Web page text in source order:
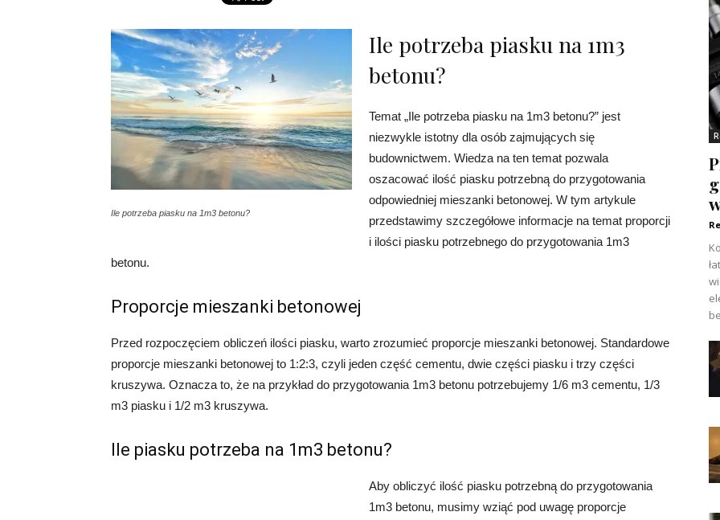
Ile potrzeba piasku na 1m3 betonu?
Ile potrzeba piasku na 1m3
betonu?
Temat „Ile potrzeba piasku na 1m3 betonu?” jest
niezwykle istotny dla osób zajmujących się
budownictwem. Wiedza na ten temat pozwala
oszacować ilość piasku potrzebną do przygotowania
odpowiedniej mieszanki betonowej. W tym artykule
przedstawimy szczegółowe informacje na temat proporcji
i ilości piasku potrzebnego do przygotowania 1m3
betonu.
Proporcje mieszanki betonowej
Przed rozpoczęciem obliczeń ilości piasku, warto zrozumieć proporcje mieszanki betonowej. Standardowe
proporcje mieszanki betonowej to 1:2:3, czyli jeden część cementu, dwie części piasku i trzy części
kruszywa. Oznacza to, że na przykład do przygotowania 1m3 betonu potrzebujemy 1/6 m3 cementu, 1/3
m3 piasku i 1/2 m3 kruszywa.
Ile piasku potrzeba na 1m3 betonu?
Aby obliczyć ilość piasku potrzebną do przygotowania
1m3 betonu, musimy wziąć pod uwagę proporcje